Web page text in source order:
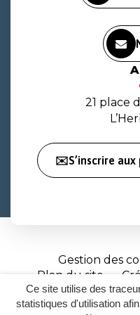
Ce site utilise des
statistiques d'utilisation
21 place
✉️S’inscrire aux
Gestion des
Plan du site